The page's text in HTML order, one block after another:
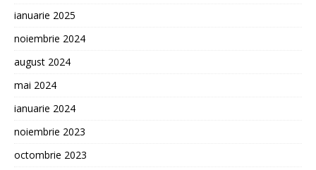
ianuarie 2025
noiembrie 2024
august 2024
mai 2024
ianuarie 2024
noiembrie 2023
octombrie 2023